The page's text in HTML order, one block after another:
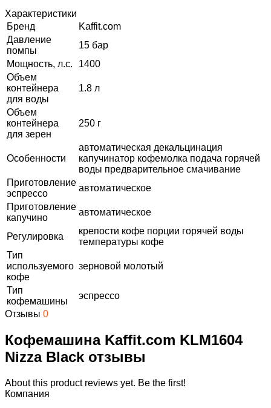
Характеристики
Бренд
Kaffit.com
Давление
помпы
15 бар
Мощность, л.с.
1400
Объем
контейнера
для воды
1.8 л
Объем
контейнера
для зерен
250 г
Особенности
автоматическая декальцинация
капучинатор кофемолка подача горячей
воды предварительное смачивание
Приготовление
эспрессо
автоматическое
Приготовление
капучино
автоматическое
Регулировка
крепости кофе порции горячей воды
температуры кофе
Тип
используемого
кофе
зерновой молотый
Тип
кофемашины
эспрессо
Отзывы 0
Кофемашина Kaffit.com KLM1604
Nizza Black отзывы
About this product reviews yet. Be the first!
Компания